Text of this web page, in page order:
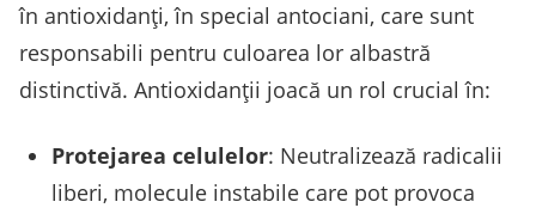
în antioxidanți, în special antociani, care sunt
responsabili pentru culoarea lor albastră
distinctivă. Antioxidanții joacă un rol crucial în:
Protejarea celulelor: Neutralizează radicalii
liberi, molecule instabile care pot provoca